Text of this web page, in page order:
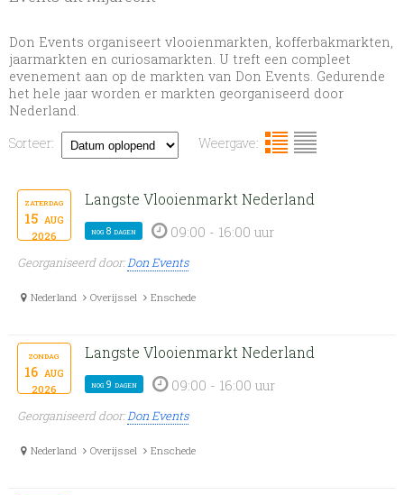
Don Events organiseert vlooienmarkten, kofferbakmarkten,
jaarmarkten en curiosamarkten. U treft een compleet
evenement aan op de markten van Don Events. Gedurende
het hele jaar worden er markten georganiseerd door
Nederland.
Sorteer:
Weergave:
zaterdag
15 aug
2026
Langste Vlooienmarkt Nederland
nog 8 dagen 09:00 - 16:00 uur
Georganiseerd door:Don Events
Nederland Overijssel Enschede
zondag
16 aug
2026
Langste Vlooienmarkt Nederland
nog 9 dagen 09:00 - 16:00 uur
Georganiseerd door:Don Events
Nederland Overijssel Enschede